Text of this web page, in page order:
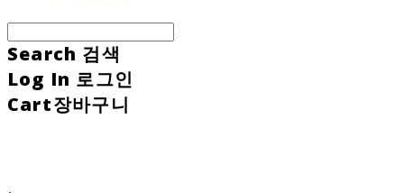
Search 검색
Log In 로그인
Cart장바구니